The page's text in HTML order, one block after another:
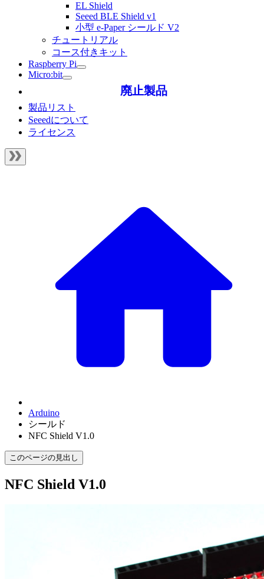
EL Shield
Seeed BLE Shield v1
小型 e-Paper シールド V2
チュートリアル
コース付きキット
Raspberry Pi
Micro:bit
廃止製品
製品リスト
Seeedについて
ライセンス
Arduino
シールド
NFC Shield V1.0
このページの見出し
NFC Shield V1.0